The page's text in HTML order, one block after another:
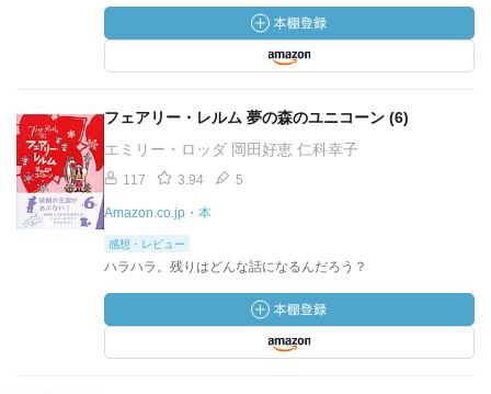
フェアリー・レルム 夢の森のユニコーン (6)
エミリー・ロッダ 岡田好恵 仁科幸子
117 3.94 5
Amazon.co.jp・本
感想・レビュー
ハラハラ。残りはどんな話になるんだろう？